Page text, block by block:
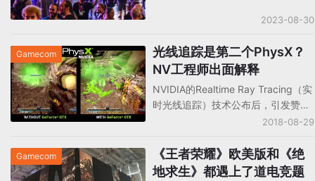
2023-08-30
Gamecom
光线追踪是第二个PhysX？
NV工程师出面解释
NVIDIA的Realtime Ray Tracing（实
时光线追踪）技术公布后，引发赞叹
的同时也有争议，同时PhysX也被拿
队的成员Pi…
2018-08-29
Gamecom
《王者荣耀》欧美版和《绝
地求生》都遇上了道电竞题